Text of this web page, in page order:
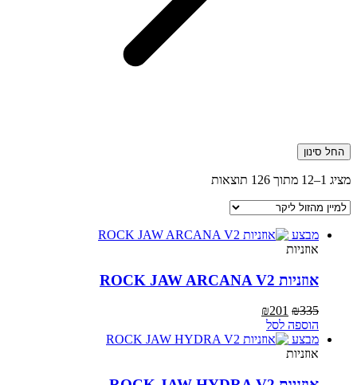
החל סינון
מציג 1–12 מתוך 126 תוצאות
ליקר
מבצע
אוזניות
אוזניות ROCK JAW ARCANA V2
₪335
המחיר
המקורי
היה:
₪335.
₪201
הוא:
הוספה לסל
מבצע
אוזניות